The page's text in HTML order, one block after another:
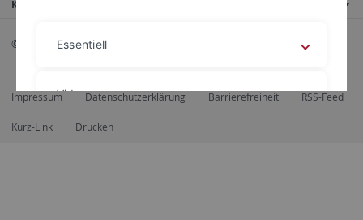
Kontaktinfo
© 2026 Eberhard Karls Universität Tübingen, Tübingen
Impressum Datenschutzerklärung Barrierefreiheit RSS-Feed
Kurz-Link Drucken
Essentiell
Videos